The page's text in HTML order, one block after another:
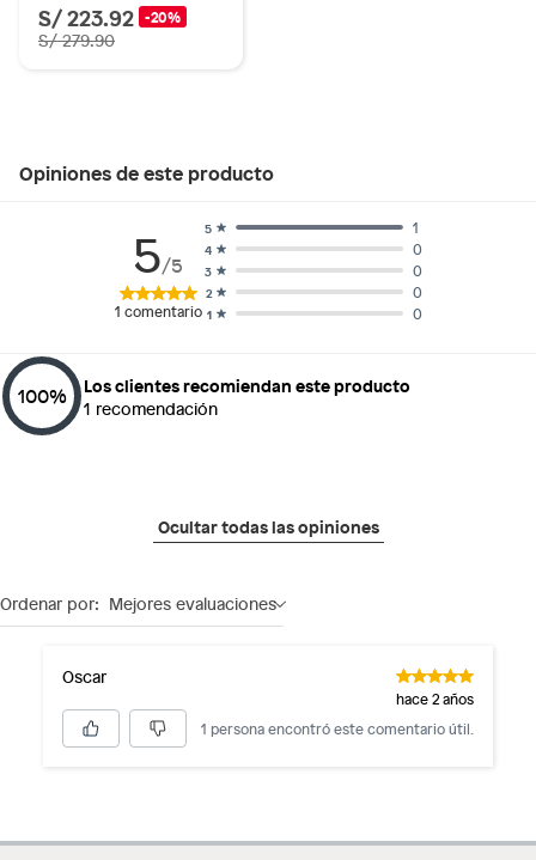
S/ 223.92 -20%
S/ 279.90
Opiniones de este producto
5/5
1 comentario 1 0
2 0
3 0
4 0
5 1
100% Los clientes recomiendan este producto
1 recomendación
Ocultar todas las opiniones
Ordenar por: Mejores evaluaciones
Oscar
hace 2 años
1 persona encontró este comentario útil.